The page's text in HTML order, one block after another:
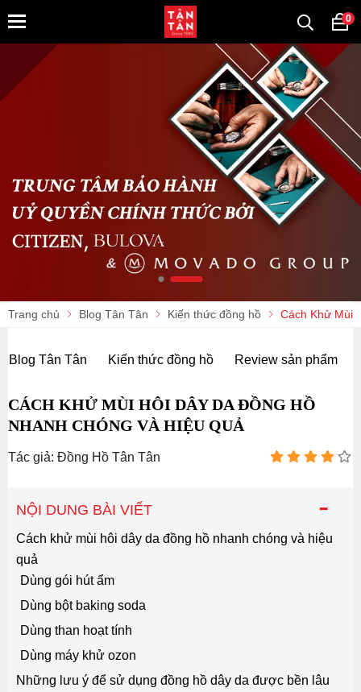
0
Trang chủ Blog Tân Tân Kiến thức đồng hồ Cách Khử Mùi
Blog Tân Tân Kiến thức đồng hồ Review sản phẩm
CÁCH KHỬ MÙI HÔI DÂY DA ĐỒNG HỒ
NHANH CHÓNG VÀ HIỆU QUẢ
Tác giả: Đồng Hồ Tân Tân
-
NỘI DUNG BÀI VIẾT
Cách khử mùi hôi dây da đồng hồ nhanh chóng và hiệu
quả
Dùng gói hút ẩm
Dùng bột baking soda
Dùng than hoạt tính
Dùng máy khử ozon
Những lưu ý để sử dụng đồng hồ dây da được bền lâu